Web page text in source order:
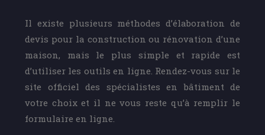
Il existe plusieurs méthodes d’élaboration de
devis pour la construction ou rénovation d’une
maison, mais le plus simple et rapide est
d’utiliser les outils en ligne. Rendez-vous sur le
site officiel des spécialistes en bâtiment de
votre choix et il ne vous reste qu’à remplir le
formulaire en ligne.